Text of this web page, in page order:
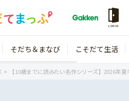
LOGIN
そだち＆まなび こそだて生活
【10歳までに読みたい名作シリーズ】2026年